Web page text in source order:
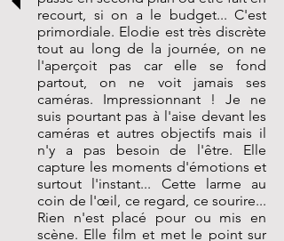
recourt, si on a le budget... C'est
primordiale. Elodie est très discrète
tout au long de la journée, on ne
l'aperçoit pas car elle se fond
partout, on ne voit jamais ses
caméras. Impressionnant ! Je ne
suis pourtant pas à l'aise devant les
caméras et autres objectifs mais il
n'y a pas besoin de l'être. Elle
capture les moments d'émotions et
surtout l'instant... Cette larme au
coin de l'œil, ce regard, ce sourire...
Rien n'est placé pour ou mis en
scène. Elle film et met le point sur